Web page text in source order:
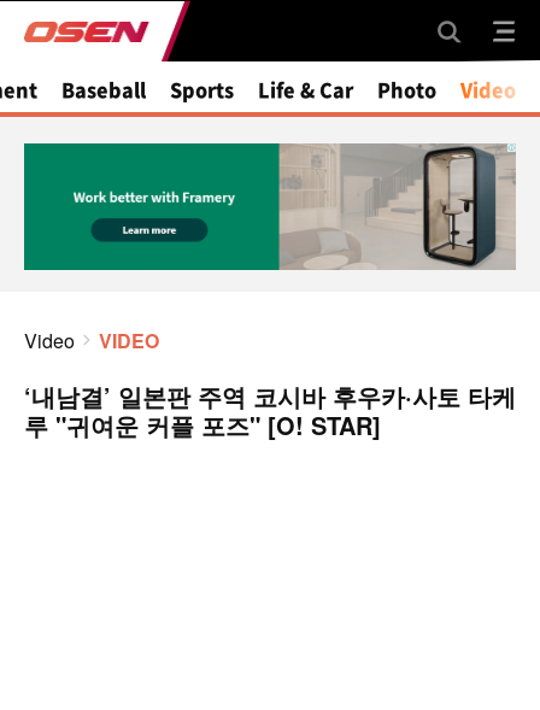
Baseball Sports Life & Car Photo Video
Video VIDEO
‘내남결’ 일본판 주역 코시바 후우카·사토 타케
루 "귀여운 커플 포즈" [O! STAR]